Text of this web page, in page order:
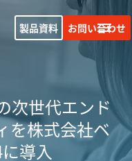
製品資料 お問い合わせ
次世代エンド
を株式会社ベ
導入